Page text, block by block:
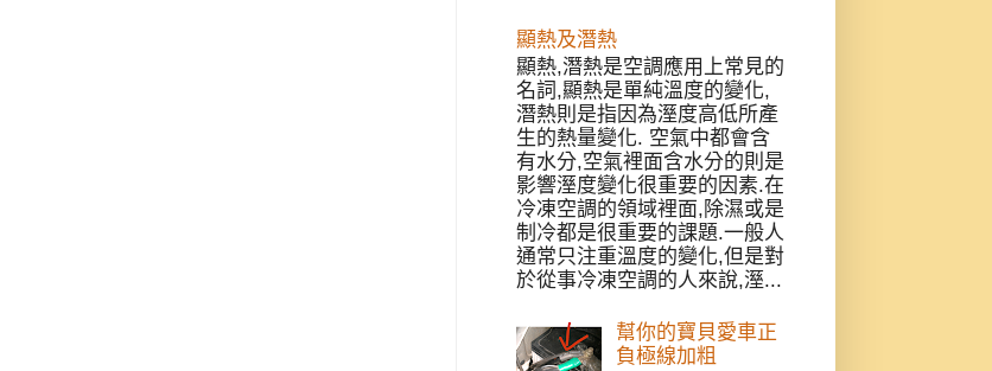
顯熱及潛熱
顯熱,潛熱是空調應用上常見的
名詞,顯熱是單純溫度的變化,
潛熱則是指因為溼度高低所產
生的熱量變化. 空氣中都會含
有水分,空氣裡面含水分的則是
影響溼度變化很重要的因素.在
冷凍空調的領域裡面,除濕或是
制冷都是很重要的課題.一般人
通常只注重溫度的變化,但是對
於從事冷凍空調的人來說,溼...
幫你的寶貝愛車正
負極線加粗